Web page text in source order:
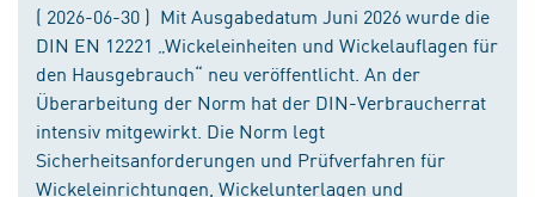
( 2026-06-30 ) Mit Ausgabedatum Juni 2026 wurde die
DIN EN 12221 „Wickeleinheiten und Wickelauflagen für
den Hausgebrauch“ neu veröffentlicht. An der
Überarbeitung der Norm hat der DIN-Verbraucherrat
intensiv mitgewirkt. Die Norm legt
Sicherheitsanforderungen und Prüfverfahren für
Wickeleinrichtungen, Wickelunterlagen und